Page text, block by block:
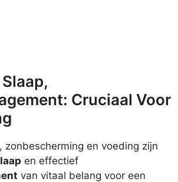
Cruciaal Voor
zonbescherming en voeding zijn
en effectief
van vitaal belang voor een